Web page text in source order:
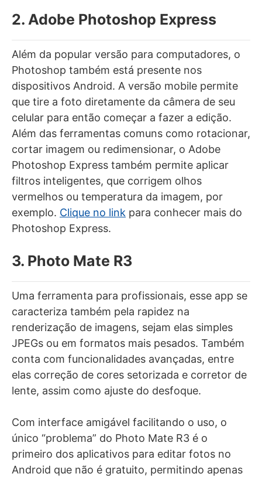
2. Adobe Photoshop Express
Além da popular versão para computadores, o
Photoshop também está presente nos
dispositivos Android. A versão mobile permite
que tire a foto diretamente da câmera de seu
celular para então começar a fazer a edição.
Além das ferramentas comuns como rotacionar,
cortar imagem ou redimensionar, o Adobe
Photoshop Express também permite aplicar
filtros inteligentes, que corrigem olhos
vermelhos ou temperatura da imagem, por
exemplo. Clique no link para conhecer mais do
Photoshop Express.
3. Photo Mate R3
Uma ferramenta para profissionais, esse app se
caracteriza também pela rapidez na
renderização de imagens, sejam elas simples
JPEGs ou em formatos mais pesados. Também
conta com funcionalidades avançadas, entre
elas correção de cores setorizada e corretor de
lente, assim como ajuste do desfoque.
Com interface amigável facilitando o uso, o
único “problema” do Photo Mate R3 é o
primeiro dos aplicativos para editar fotos no
Android que não é gratuito, permitindo apenas